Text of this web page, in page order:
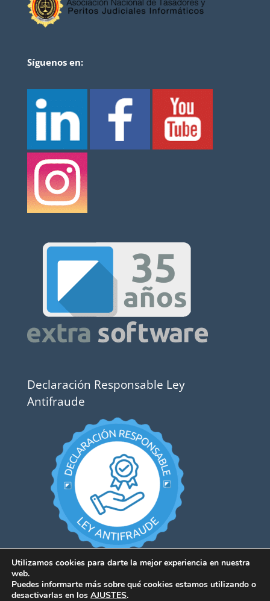
Síguenos en:
Declaración Responsable Ley
Antifraude
Utilizamos cookies para darte la mejor experiencia en nuestra
web.
Puedes informarte más sobre qué cookies estamos utilizando o
desactivarlas en los AJUSTES.